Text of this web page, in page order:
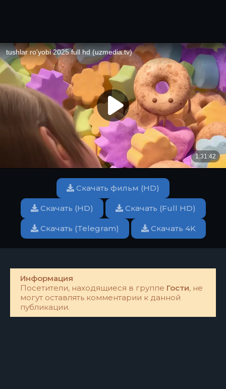
Скачать фильм (HD)
Скачать (HD) Скачать (Full HD)
Скачать (Telegram) Скачать 4K
Информация
Посетители, находящиеся в группе Гости, не
могут оставлять комментарии к данной
публикации.